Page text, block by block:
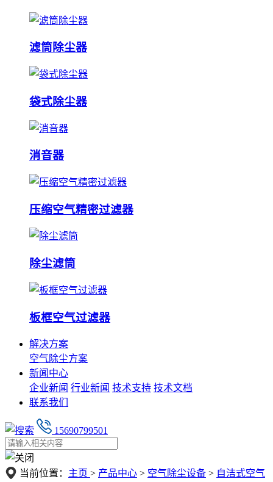
滤筒除尘器
袋式除尘器
消音器
压缩空气精密过滤器
除尘滤筒
板框空气过滤器
解决方案
空气除尘方案
新闻中心
企业新闻 行业新闻 技术支持 技术文档
联系我们
15690799501
当前位置： 主页 > 产品中心 > 空气除尘设备 > 自洁式空气